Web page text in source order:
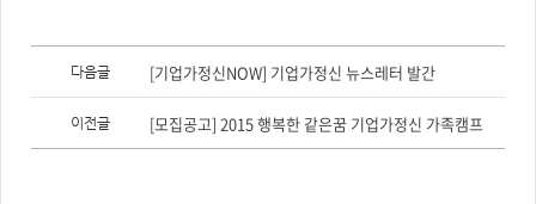
이
다
다음글 [기업가정신NOW] 기업가정신 뉴스레터 발간
이전글 [모집공고] 2015 행복한 같은꿈 기업가정신 가족캠프